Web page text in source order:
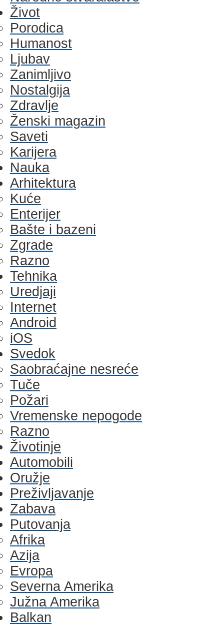
Život
Porodica
Humanost
Ljubav
Zanimljivo
Nostalgija
Zdravlje
Ženski magazin
Saveti
Karijera
Nauka
Arhitektura
Kuće
Enterijer
Bašte i bazeni
Zgrade
Razno
Tehnika
Uredjaji
Internet
Android
iOS
Svedok
Saobraćajne nesreće
Tuče
Požari
Vremenske nepogode
Razno
Životinje
Automobili
Oružje
Preživljavanje
Zabava
Putovanja
Afrika
Azija
Evropa
Severna Amerika
Južna Amerika
Balkan